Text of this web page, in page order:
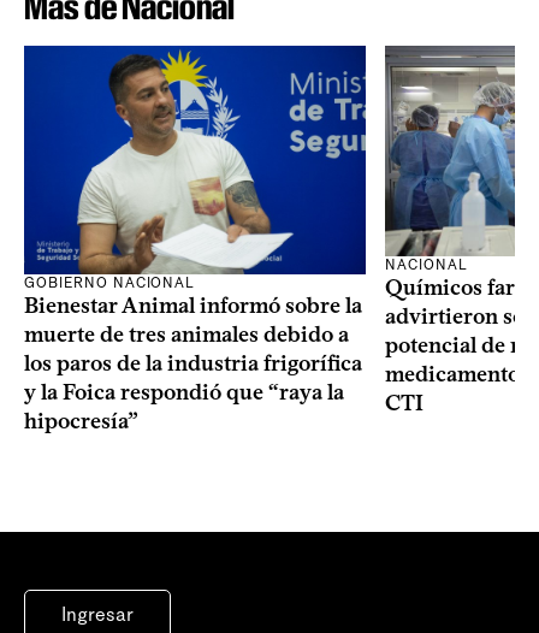
GOBIERNO NACIONAL
Bienestar Animal informó sobre la
muerte de tres animales debido a
los paros de la industria frigorífica
y la Foica respondió que “raya la
hipocresía”
NACIONAL
Químicos
advirtieron
potencial de
medicamentos
CTI
Ingresar